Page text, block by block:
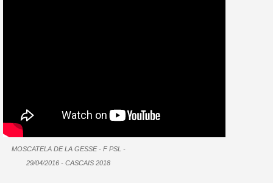
MOSCATELA DE LA GESSE - F PSL -
29/04/2016 - CASCAIS 2018